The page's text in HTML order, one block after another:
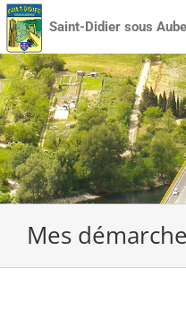
Passer
au
contenu
Saint-Didier sous
Mes